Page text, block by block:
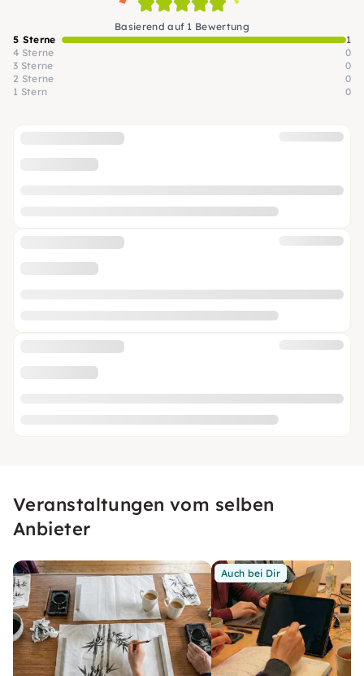
Basierend auf 1 Bewertung
5 Sterne
1
4 Sterne
0
3 Sterne
0
2 Sterne
0
1 Stern
0
Veranstaltungen vom selben
Anbieter
Auch bei Dir